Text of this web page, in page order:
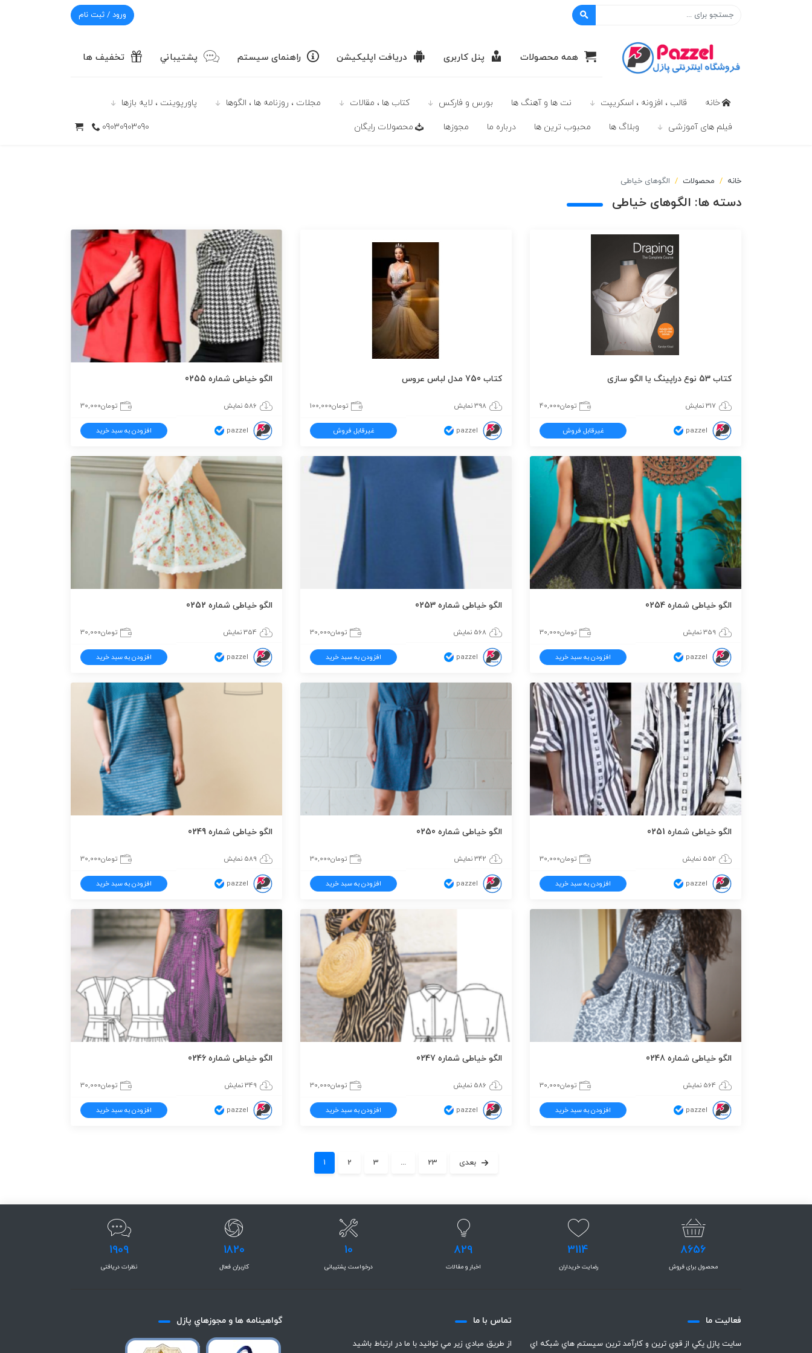
ورود / ثبت نام
همه محصولات پنل کاربری دریافت اپلیکیشن راهنمای سیستم پشتيباني تخفیف ها
خانه قالب ، افزونه ، اسکریپت نت ها و آهنگ ها بورس و فارکس كتاب ها ، مقالات مجلات ، روزنامه ها ، الگوها پاورپوينت ، لایه بازها
فیلم های آموزشی وبلاگ ها محبوب ترين ها درباره ما مجوزها محصولات رايگان 09030903090
خانه محصولات الگوهای خیاطی
دسته ها: الگوهای خیاطی
کتاب 53 نوع دراپینگ یا الگو سازی
317 نمایش تومان40,000
pazzel غیرقابل فروش
کتاب 750 مدل لباس عروس
398 نمایش تومان100,000
pazzel غیرقابل فروش
الگو خیاطی شماره 0255
586 نمایش تومان30,000
pazzel افزودن به سبد خرید
الگو خیاطی شماره 0254
359 نمایش تومان30,000
pazzel افزودن به سبد خرید
الگو خیاطی شماره 0253
568 نمایش تومان30,000
pazzel افزودن به سبد خرید
الگو خیاطی شماره 0252
354 نمایش تومان30,000
pazzel افزودن به سبد خرید
الگو خیاطی شماره 0251
552 نمایش تومان30,000
pazzel افزودن به سبد خرید
الگو خیاطی شماره 0250
342 نمایش تومان30,000
pazzel افزودن به سبد خرید
الگو خیاطی شماره 0249
589 نمایش تومان30,000
pazzel افزودن به سبد خرید
الگو خیاطی شماره 0248
564 نمایش تومان30,000
pazzel افزودن به سبد خرید
الگو خیاطی شماره 0247
586 نمایش تومان30,000
pazzel افزودن به سبد خرید
الگو خیاطی شماره 0246
349 نمایش تومان30,000
pazzel افزودن به سبد خرید
1 2 3 ... 23 بعدی
8656
محصول برای فروش
3114
رضایت خریداران
829
اخبار و مقالات
10
درخواست پشتیبانی
1820
کاربران فعال
1909
نظرات دریافتی
فعاليت ما
سايت پازل يكي از قوي ترين و كارآمد ترين سيستم هاي شبكه اي
تماس با ما
از طريق مبادي زير مي توانيد با ما در ارتباط باشيد
گواهينامه ها و مجوزهاي پازل